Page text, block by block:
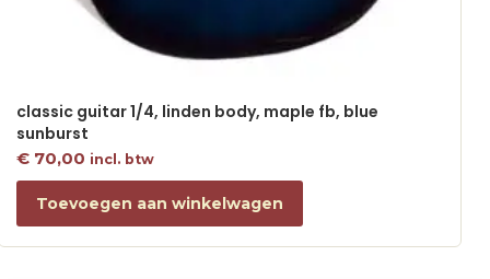
classic guitar 1/4, linden body, maple fb, blue
sunburst
€70,00 incl. btw
Toevoegen aan winkelwagen